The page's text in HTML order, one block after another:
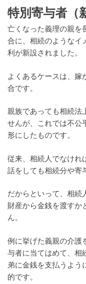
特別寄与者（
亡くなった義理の親を
合に、相続のようなイ
利が新設されました。
よくあるケースは、嫁
合です。
親族であっても相続法
せんが、これでは不公
形にしたものです。
従来、相続人でなけれ
話をしても相続分や寄
だからといって、相続
財産から金銭を渡すか
ん。
例に挙げた義親の介護
与者に当てはめて、相
弟に金銭を支払うよう
的です。